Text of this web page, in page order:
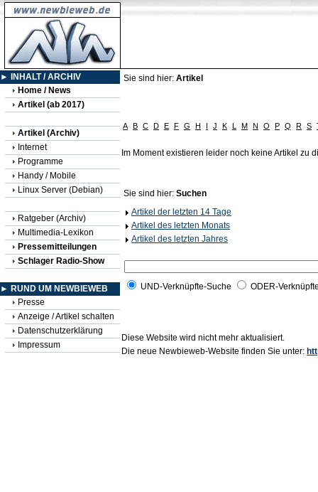
► INHALT / ARCHIV
Home / News
Artikel (ab 2017)
Artikel (Archiv)
Internet
Programme
Handy / Mobile
Linux Server (Debian)
Ratgeber (Archiv)
Multimedia-Lexikon
Pressemitteilungen
Schlager Radio-Show
► RUND UM NEWBIEWEB
Presse
Anzeige / Artikel schalten
Datenschutzerklärung
Impressum
Sie sind hier: Artikel
A B C D E F G H I J K L M N O P Q R S
Im Moment existieren leider noch keine Artikel zu
Sie sind hier: Suchen
Artikel der letzten 14 Tage
Artikel des letzten Monats
Artikel des letzten Jahres
UND-Verknüpfte-Suche ODER-
Diese Website wird nicht mehr aktualisiert.
Die neue Newbieweb-Website finden Sie unter: